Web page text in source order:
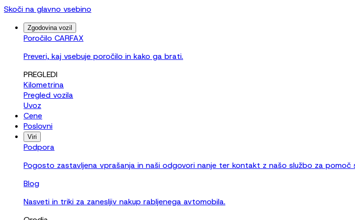
Skoči na glavno vsebino
Zgodovina vozil
Poročilo CARFAX
Preveri, kaj vsebuje poročilo in kako ga brati.
PREGLEDI
Kilometrina
Pregled vozila
Uvoz
Cene
Poslovni
Viri
Podpora
Pogosto zastavljena vprašanja in naši odgovori nanje ter kontakt z našo službo za pomoč
Blog
Nasveti in triki za zanesljiv nakup rabljenega avtomobila.